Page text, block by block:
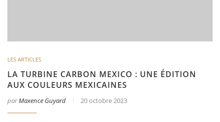
LES ARTICLES
LA TURBINE CARBON MEXICO : UNE ÉDITION
AUX COULEURS MEXICAINES
parMaxence Guyard 20 octobre 2023